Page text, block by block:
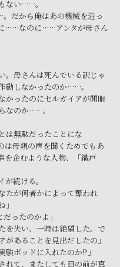
ない……。
だから俺はあの機械を造っ
……なのに……アンタが母さん
。母さんは死んでいる訳じゃ
動しなかったのか……。
かったのにセルガイアが開眼
なのか……。
は無駄だったことにな
母親の声を聞くためでもあ
企むような人物、「織戸
続ける。
たが何者かによって奪われ
ったのかよ」
を失い、一時は絶望した。で
あることを見出だしたの」
験ポッドに入れたのか!?」
れて、またしても目の前が真